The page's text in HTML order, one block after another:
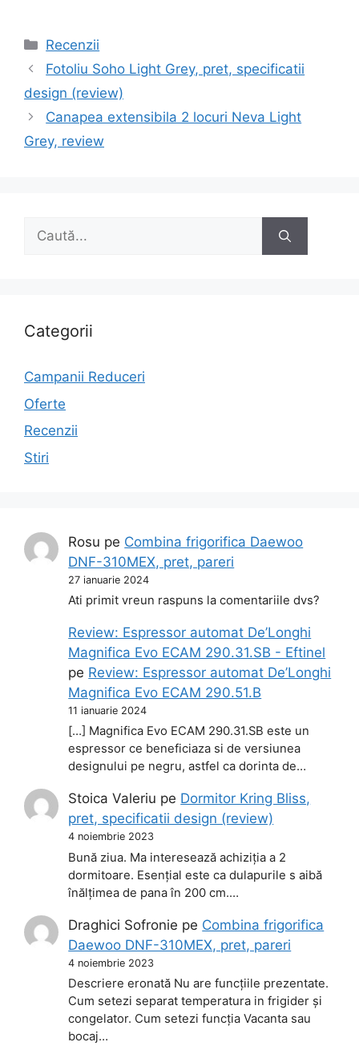
Categorii
Recenzii
Navigare
în
articole
Fotoliu Soho Light Grey, pret, specificatii
design (review)
Canapea extensibila 2 locuri Neva Light
Grey, review
Caută
Categorii
Campanii Reduceri
Oferte
Recenzii
Stiri
Rosu pe Combina frigorifica Daewoo
DNF-310MEX, pret, pareri
27 ianuarie 2024
Ati primit vreun raspuns la comentariile dvs?
Review: Espressor automat De’Longhi
Magnifica Evo ECAM 290.31.SB - Eftinel
pe Review: Espressor automat De’Longhi
Magnifica Evo ECAM 290.51.B
11 ianuarie 2024
[…] Magnifica Evo ECAM 290.31.SB este un
espressor ce beneficiaza si de versiunea
designului pe negru, astfel ca dorinta de…
Stoica Valeriu pe Dormitor Kring Bliss,
pret, specificatii design (review)
4 noiembrie 2023
Bună ziua. Ma interesează achiziția a 2
dormitoare. Esențial este ca dulapurile s aibă
înălțimea de pana în 200 cm.…
Draghici Sofronie pe Combina frigorifica
Daewoo DNF-310MEX, pret, pareri
4 noiembrie 2023
Descriere eronată Nu are funcțiile prezentate.
Cum setezi separat temperatura in frigider și
congelator. Cum setezi funcția Vacanta sau
bocaj…